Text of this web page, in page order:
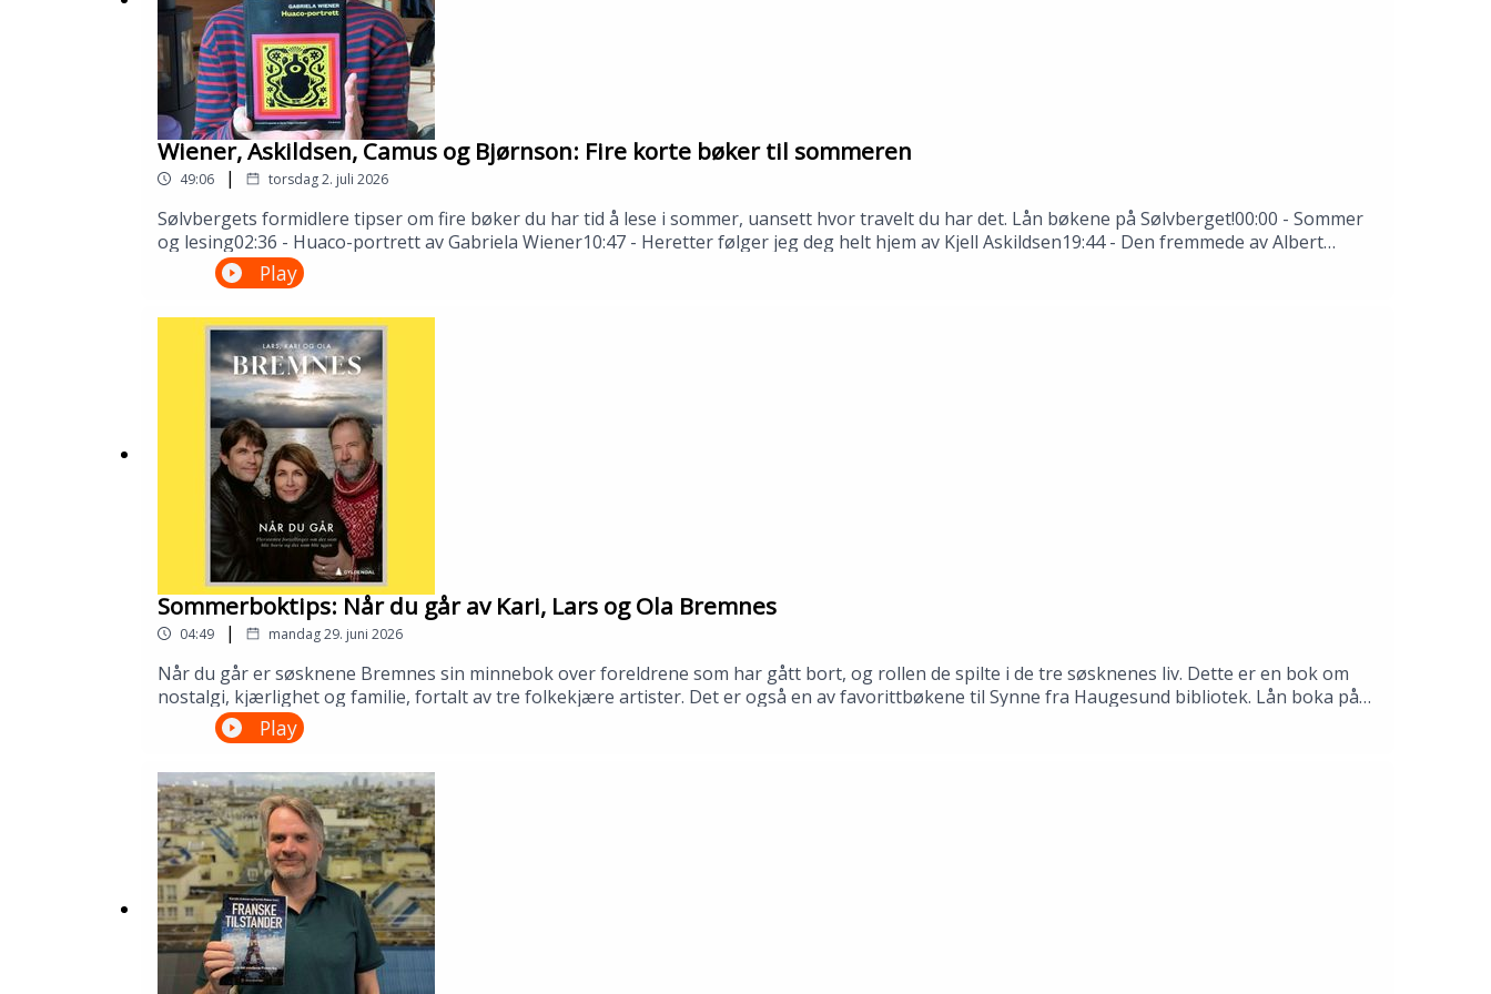
Medvirkende: Eli Gunn Rønning Buvik og Åsmund Ådnøy.
Produksjon: Åsmund Ådnøy.
Wiener, Askildsen, Camus og Bjørnson: Fire korte bøker til sommeren
49:06 | torsdag 2. juli 2026
Sølvbergets formidlere tipser om fire bøker du har tid å lese i sommer, uansett hvor travelt du har det. Lån bøkene på Sølvberget!00:00 - Sommer
og lesing02:36 - Huaco-portrett av Gabriela Wiener10:47 - Heretter følger jeg deg helt hjem av Kjell Askildsen19:44 - Den fremmede av Albert
Camus32:51 - Synnøve Solbakken av Bjørnstjerne Bjørnson---Innspilt i Stavanger i juni 2026.Medvirkende: Thale Dobbert, Hannah Ersland, Tomas
Gustafsson og Åsmund Ådnøy.Produksjon: Tomas Gustafsson og Åsmund Ådnøy.
Play
Sommerboktips: Når du går av Kari, Lars og Ola Bremnes
04:49 | mandag 29. juni 2026
Når du går er søsknene Bremnes sin minnebok over foreldrene som har gått bort, og rollen de spilte i de tre søsknenes liv. Dette er en bok om
nostalgi, kjærlighet og familie, fortalt av tre folkekjære artister. Det er også en av favorittbøkene til Synne fra Haugesund bibliotek. Lån boka på
biblioteket ditt!---Innspilt på Kopervik bibliotek i april 2026.Medvirkende: Synne Fredriksen og Tomas Gustafsson.Produksjon: Åsmund Ådnøy.Alt
om Sølvberget: https://www.sølvberget.no
Play